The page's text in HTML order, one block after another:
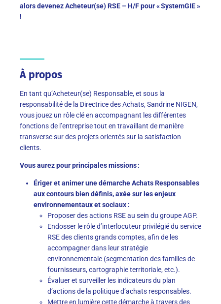
alors devenez Acheteur(se) RSE – H/F pour « SystemGIE »
!
À propos
En tant qu’Acheteur(se) Responsable, et sous la
responsabilité de la Directrice des Achats, Sandrine NIGEN,
vous jouez un rôle clé en accompagnant les différentes
fonctions de l’entreprise tout en travaillant de manière
transverse sur des projets orientés sur la satisfaction
clients.
Vous aurez pour principales missions :
Ériger et animer une démarche Achats Responsables
aux contours bien définis, axée sur les enjeux
environnementaux et sociaux :
Proposer des actions RSE au sein du groupe AGP.
Endosser le rôle d’interlocuteur privilégié du service
RSE des clients grands comptes, afin de les
accompagner dans leur stratégie
environnementale (segmentation des familles de
fournisseurs, cartographie territoriale, etc.).
Évaluer et surveiller les indicateurs du plan
d’actions de la politique d’achats responsables.
Mettre en lumière cette démarche à travers des